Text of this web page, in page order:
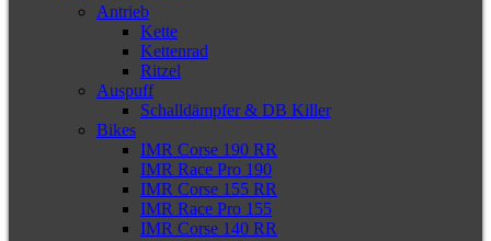
Antrieb
Kette
Kettenrad
Ritzel
Auspuff
Schalldämpfer & DB Killer
Bikes
IMR Corse 190 RR
IMR Race Pro 190
IMR Corse 155 RR
IMR Race Pro 155
IMR Corse 140 RR